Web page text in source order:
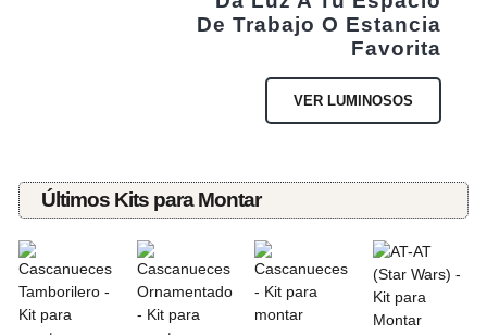
De Trabajo O Estancia
Favorita
VER LUMINOSOS
Últimos Kits para Montar